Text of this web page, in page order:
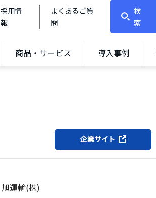
採用情
報
よくあるご質
問
検
索
商品・サービス 導入事例
企業サイト
旭運輸(株)